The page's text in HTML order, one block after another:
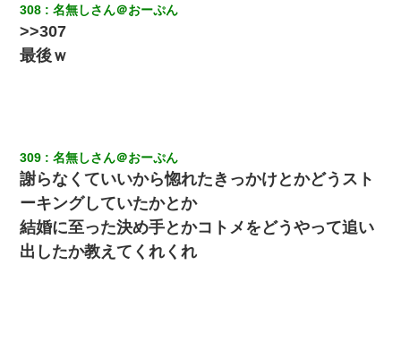
かったため妹有責での離婚になり…
【GJ!】会社から帰宅中、広い駐車場にエンジンかけっ放しの車を
発見。しかも「ヒィ～」みたいな声も聞こえてきたので気になっ
【考察】兄嫁急死の1年後、兄が引越すというので手伝いに行った
ら下着が入った引き出しの奥にとんでもないモノを見つけた
とっさに女児を捕まえたら変質者扱いされた。母親「あっち行っ
てよ！気持ち悪い！（ｼｯｼｯ」→ 後日、俺を見つけた母親がすっ飛
308 名無しさん＠おーぷん
>>307
最後ｗ
309 名無しさん＠おーぷん
謝らなくていいから惚れたきっかけとかどうスト
ーキングしていたかとか
結婚に至った決め手とかコトメをどうやって追い
出したか教えてくれくれ